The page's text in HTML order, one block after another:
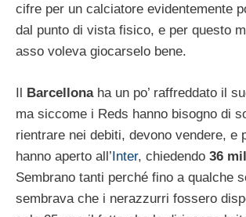
cifre per un calciatore evidentemente
dal punto di vista fisico, e per questo
asso voleva giocarselo bene.
Il Barcellona ha un po’ raffreddato il
ma siccome i Reds hanno bisogno di
rientrare nei debiti, devono vendere, e
hanno aperto all’Inter, chiedendo 36
Sembrano tanti perché fino a qualche
sembrava che i nerazzurri fossero